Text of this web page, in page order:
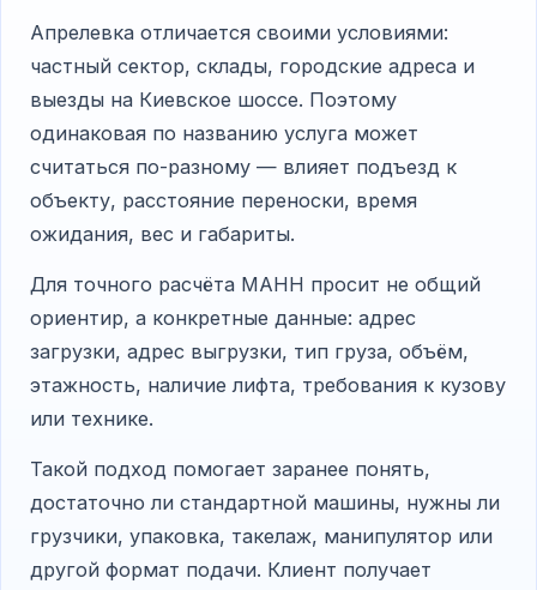
Апрелевка отличается своими условиями:
частный сектор, склады, городские адреса и
выезды на Киевское шоссе. Поэтому
одинаковая по названию услуга может
считаться по-разному — влияет подъезд к
объекту, расстояние переноски, время
ожидания, вес и габариты.
Для точного расчёта МАНН просит не общий
ориентир, а конкретные данные: адрес
загрузки, адрес выгрузки, тип груза, объём,
этажность, наличие лифта, требования к кузову
или технике.
Такой подход помогает заранее понять,
достаточно ли стандартной машины, нужны ли
грузчики, упаковка, такелаж, манипулятор или
другой формат подачи. Клиент получает